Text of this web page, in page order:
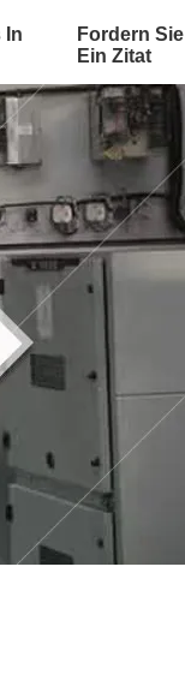
In
Fordern Sie
Ein Zitat